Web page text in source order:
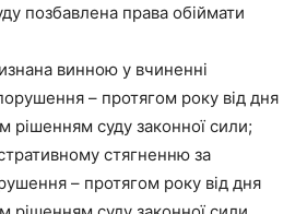
позбавлена права обіймати
винною у вчиненні
– протягом року від дня
рішенням суду законної сили;
стягненню за
– протягом року від дня